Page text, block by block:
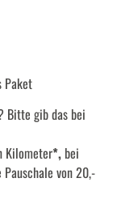
Paket
Bitte gib das bei
Kilometer*, bei
von 20,-